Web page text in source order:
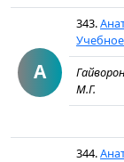
А
343.
М.Г.
344.